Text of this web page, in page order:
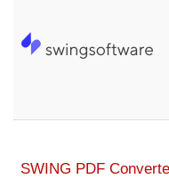
SWING PDF